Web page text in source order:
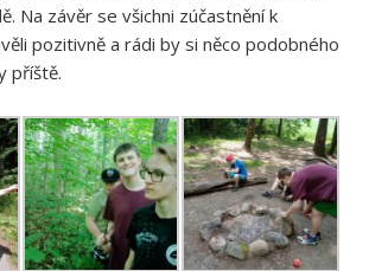
Na závěr se všichni zúčastnění k
pozitivně a rádi by si něco podobného
příště.